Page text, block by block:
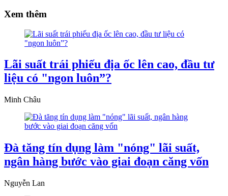
Xem thêm
Lãi suất trái phiếu địa ốc lên cao, đầu tư
liệu có "ngon luôn”?
Minh Châu
Đà tăng tín dụng làm "nóng" lãi suất,
ngân hàng bước vào giai đoạn căng vốn
Nguyễn Lan